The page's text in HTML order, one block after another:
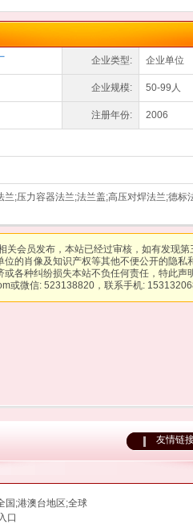
企业类型: 企业单位
企业规模: 50-99人
注册年份: 2006
兰;压力容器法兰;法兰盖;高压对焊法兰;德标
关会员发布，本站已经过审核，如有发现
的肖像及知识产权等其他不便公开的隐私
各种纠纷损失本站不负任何责任，特此声
或微信: 523138820，联系手机:
友情链
国;港澳台地区;全球
口